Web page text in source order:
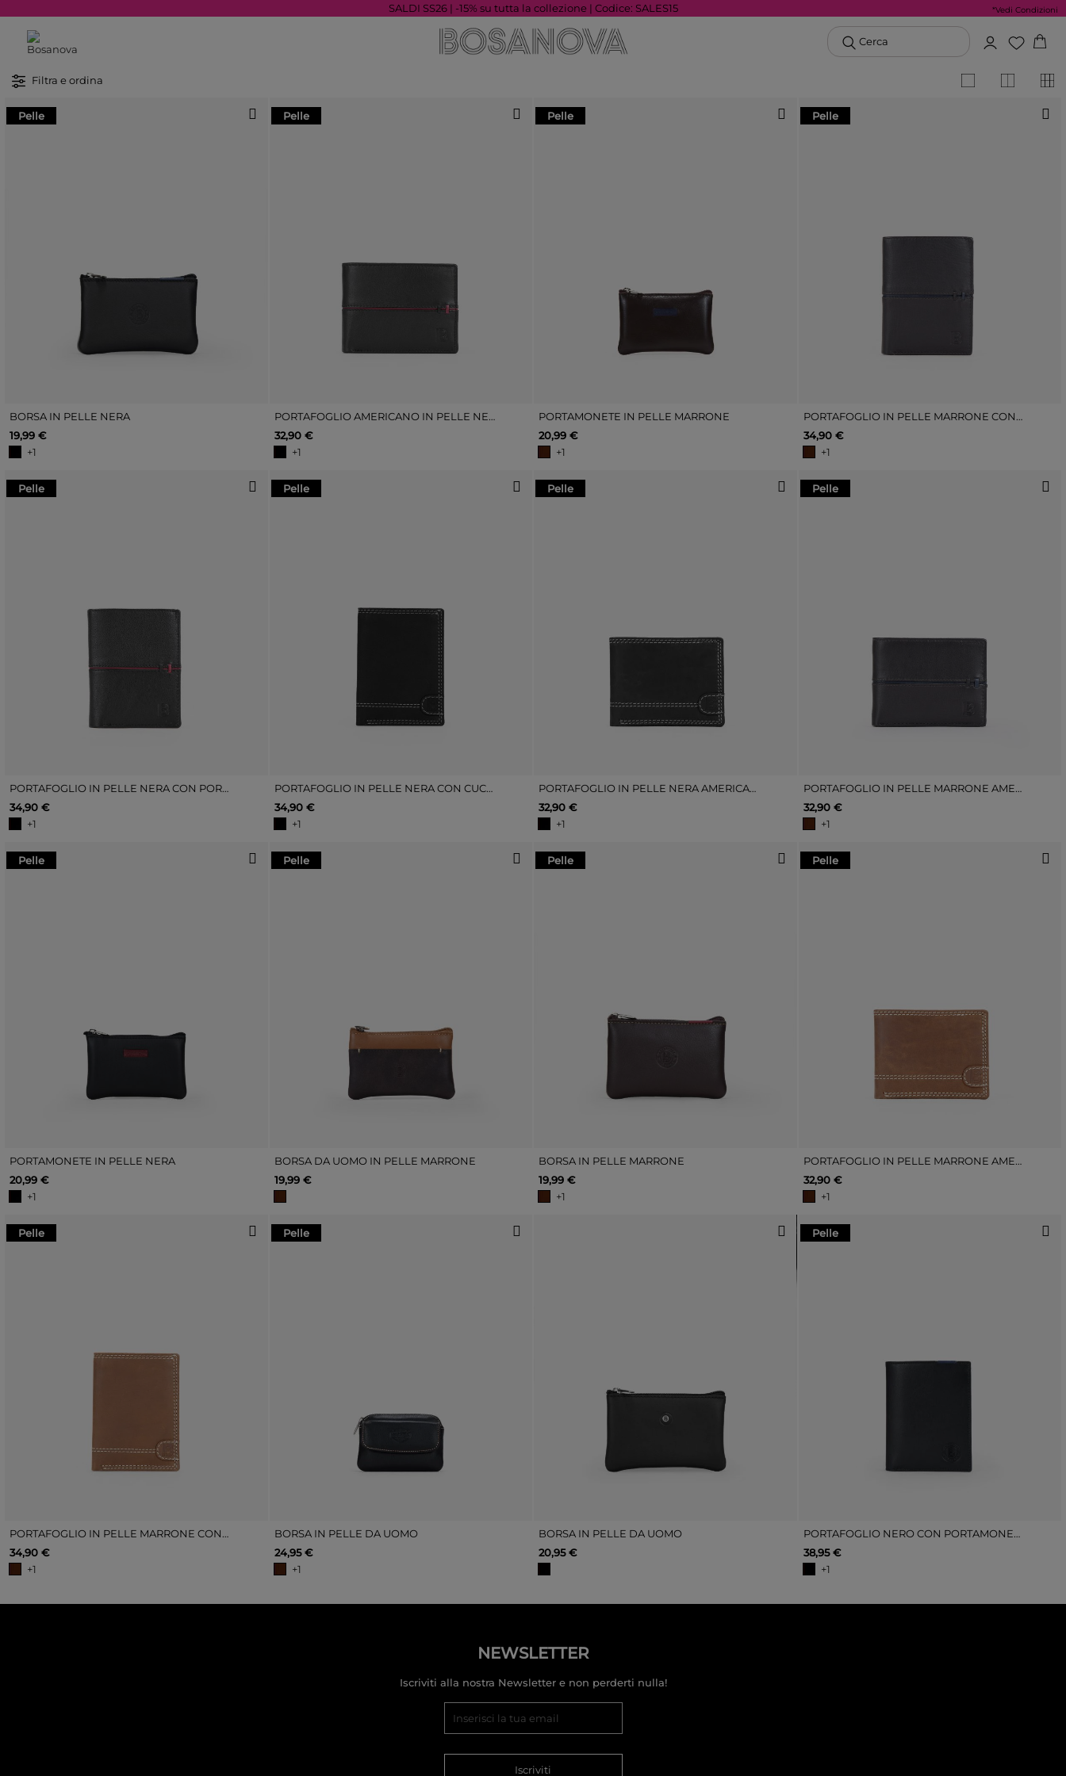
SALDI SS26 | -15% su tutta la collezione | Codice: SALES15 *Vedi Condizioni
Cerca
Filtra e ordina
Pelle
BORSA IN PELLE NERA
19,99 €
+1
Pelle
PORTAFOGLIO AMERICANO IN PELLE NERA CON PORTAMONETE
32,90 €
+1
Pelle
PORTAMONETE IN PELLE MARRONE
20,99 €
+1
Pelle
PORTAFOGLIO IN PELLE MARRONE CON PORTAMONETE
34,90 €
+1
Pelle
PORTAFOGLIO IN PELLE NERA CON PORTAMONETE
34,90 €
+1
Pelle
PORTAFOGLIO IN PELLE NERA CON CUCITURE E PORTAMONETE
34,90 €
+1
Pelle
PORTAFOGLIO IN PELLE NERA AMERICANA CON CUCITURE E PORTAMONETE
32,90 €
+1
Pelle
PORTAFOGLIO IN PELLE MARRONE AMERICANO CON PORTAMONETE
32,90 €
+1
Pelle
PORTAMONETE IN PELLE NERA
20,99 €
+1
Pelle
BORSA DA UOMO IN PELLE MARRONE
19,99 €
Pelle
BORSA IN PELLE MARRONE
19,99 €
+1
Pelle
PORTAFOGLIO IN PELLE MARRONE AMERICANO CON CUCITURE E PORTAMONETE
32,90 €
+1
Pelle
PORTAFOGLIO IN PELLE MARRONE CON CUCITURE E PORTAMONETE
34,90 €
+1
Pelle
BORSA IN PELLE DA UOMO
24,95 €
+1
BORSA IN PELLE DA UOMO
20,95 €
Pelle
PORTAFOGLIO NERO CON PORTAMONETE
38,95 €
+1
NEWSLETTER
Iscriviti alla nostra Newsletter e non perderti nulla!
Iscriviti